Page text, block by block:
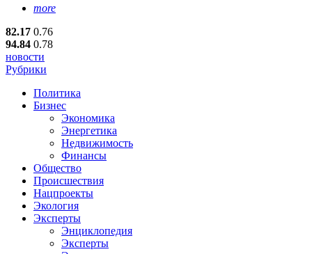
more
82.17 0.76
94.84 0.78
новости
Рубрики
Политика
Бизнес
Экономика
Энергетика
Недвижимость
Финансы
Общество
Происшествия
Нацпроекты
Экология
Эксперты
Энциклопедия
Эксперты